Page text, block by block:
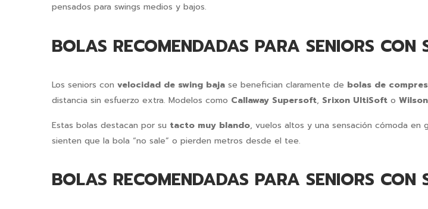
pensados para swings medios y bajos.
BOLAS RECOMENDADAS PARA SENIORS CON
Los seniors con velocidad de swing baja se benefician claramente de bolas de
distancia sin esfuerzo extra. Modelos como Callaway Supersoft, Srixon UltiSoft o
Estas bolas destacan por su tacto muy blando, vuelos altos y una sensación cómoda en
sienten que la bola “no sale” o pierden metros desde el tee.
BOLAS RECOMENDADAS PARA SENIORS CON